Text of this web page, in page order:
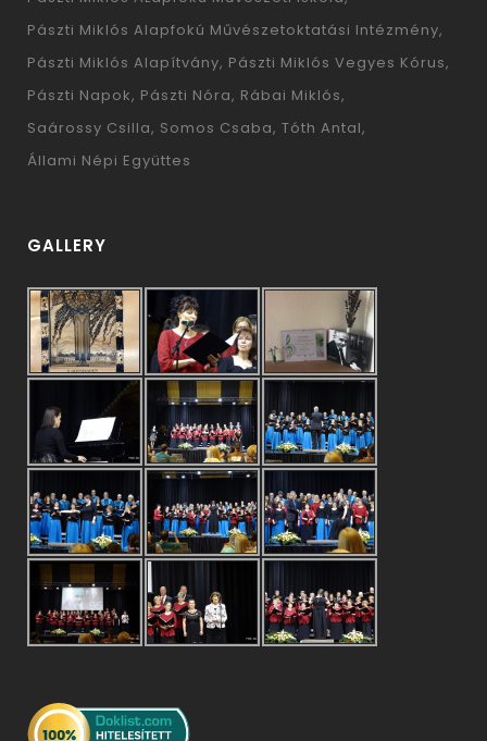
Pászti Miklós Alapfokú Művészetoktatási Intézmény
Pászti Miklós Alapítvány Pászti Miklós Vegyes Kórus
Pászti Napok Pászti Nóra Rábai Miklós
Saárossy Csilla Somos Csaba Tóth Antal
Állami Népi Együttes
GALLERY